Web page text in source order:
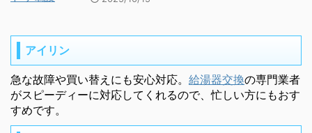
アイリン
急な故障や買い替えにも安心対応。 給湯器交換の専門業者
がスピーディーに対応してくれるので、忙しい方にもおす
すめです。